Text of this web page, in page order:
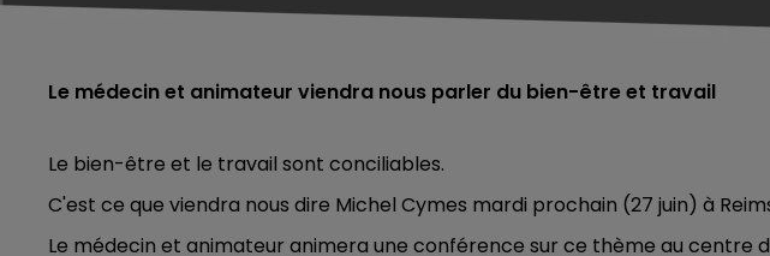
Le médecin et animateur viendra nous parler du bien-être et travail
Le bien-être et le travail sont conciliables.
C'est ce que viendra nous dire Michel Cymes mardi prochain (27 juin) à
Le médecin et animateur animera une conférence sur ce thème au centre